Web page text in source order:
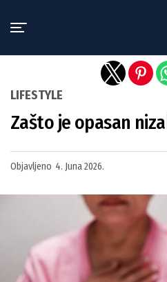
LIFESTYLE
Zašto je opasan
Objavljeno 4. Juna 2026.